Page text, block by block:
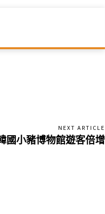
NEXT ARTICLE
國小豬博物館遊客倍增